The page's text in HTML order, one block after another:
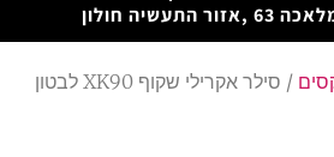
חולון
/ סילר אקרילי שקוף XK90 לבטון